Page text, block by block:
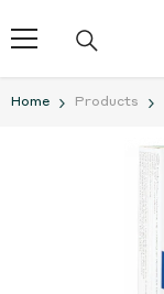
Home Products